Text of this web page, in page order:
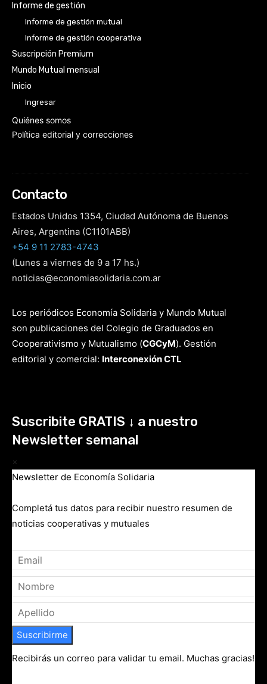
Informe de gestión
Informe de gestión mutual
Informe de gestión cooperativa
Suscripción Premium
Mundo Mutual mensual
Inicio
Ingresar
Quiénes somos
Política editorial y correcciones
Contacto
Estados Unidos 1354, Ciudad Autónoma de Buenos
Aires, Argentina (C1101ABB)
+54 9 11 2783-4743
(Lunes a viernes de 9 a 17 hs.)
noticias@economiasolidaria.com.ar
Los periódicos Economía Solidaria y Mundo Mutual
son publicaciones del Colegio de Graduados en
Cooperativismo y Mutualismo (CGCyM). Gestión
editorial y comercial: Interconexión CTL
Suscribite GRATIS ↓ a nuestro
Newsletter semanal
×
Newsletter de Economía Solidaria
Completá tus datos para recibir nuestro resumen de
noticias cooperativas y mutuales
Suscribirme
Recibirás un correo para validar tu email. Muchas gracias!